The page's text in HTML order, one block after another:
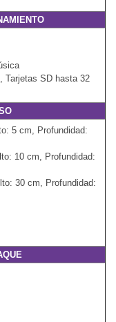
Tarjetas SD hasta 32
5 cm, Profundidad:
10 cm, Profundidad:
30 cm, Profundidad: